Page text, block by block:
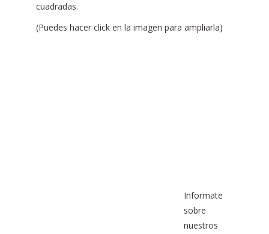
cuadradas.
(Puedes hacer click en la imagen para ampliarla)
Informate
sobre
nuestros